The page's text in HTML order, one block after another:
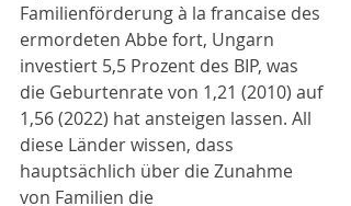
Familienförderung à la francaise des
ermordeten Abbe fort, Ungarn
investiert 5,5 Prozent des BIP, was
die Geburtenrate von 1,21 (2010) auf
1,56 (2022) hat ansteigen lassen. All
diese Länder wissen, dass
hauptsächlich über die Zunahme
von Familien die